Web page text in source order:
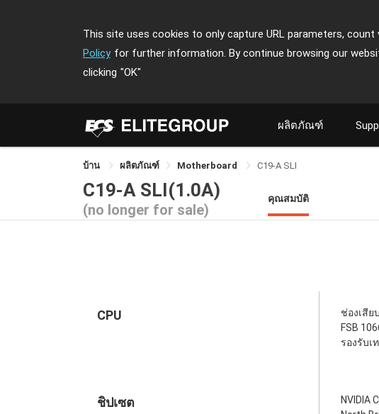
This site uses cookies to only capture URL parameters,
Policy for further information. By continue browsing our
clicking "OK"
ผลิตภัณฑ์
บ้าน ผลิตภัณฑ์ Motherboard C19-A SLI
C19-A SLI(1.0A)
(no longer for sale)
คุณสมบัติ
CPU
ช่องเสีย
FSB
รองรับเ
ชิปเซต
NVIDIA